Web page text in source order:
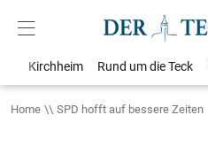
Kirchheim Rund um die Teck
Home SPD hofft auf bessere Zeiten